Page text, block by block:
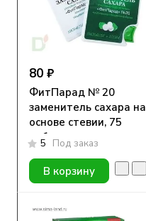
80 ₽
ФитПарад № 20
заменитель сахара на
основе стевии, 75
таблеток
5 Под заказ
В корзину